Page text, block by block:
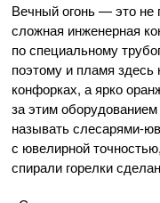
Вечный огонь — это не
сложная инженерная
по специальному
поэтому и пламя здесь
конфорках, а ярко
за этим
называтьслесарями-
с ювелирной
спирали горелки